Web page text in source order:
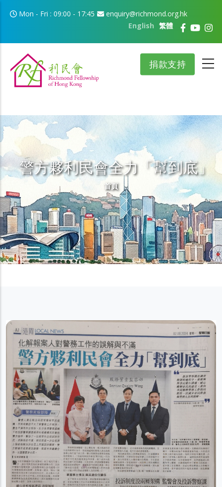
移至主內容
Mon - Fri : 09:00 - 17:45
enquiry@richmond.org.hk
繁體
English
捐款支持
警方夥利民會全力「幫到底」
導航連結
首頁